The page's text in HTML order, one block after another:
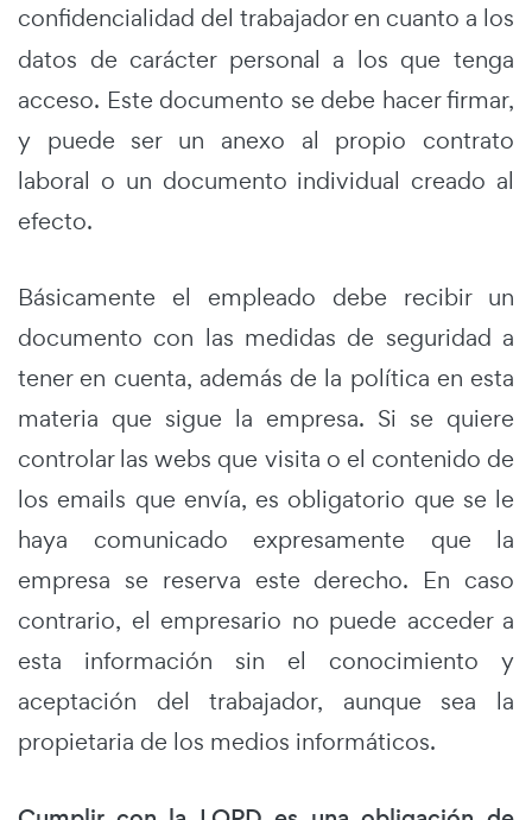
confidencialidad del trabajador en cuanto a los
datos de carácter personal a los que tenga
acceso. Este documento se debe hacer firmar,
y puede ser un anexo al propio contrato
laboral o un documento individual creado al
efecto.
Básicamente el empleado debe recibir un
documento con las medidas de seguridad a
tener en cuenta, además de la política en esta
materia que sigue la empresa. Si se quiere
controlar las webs que visita o el contenido de
los emails que envía, es obligatorio que se le
haya comunicado expresamente que la
empresa se reserva este derecho. En caso
contrario, el empresario no puede acceder a
esta información sin el conocimiento y
aceptación del trabajador, aunque sea la
propietaria de los medios informáticos.